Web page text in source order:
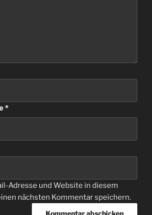
*
Adresse und Website in diesem
nächsten Kommentar speichern.